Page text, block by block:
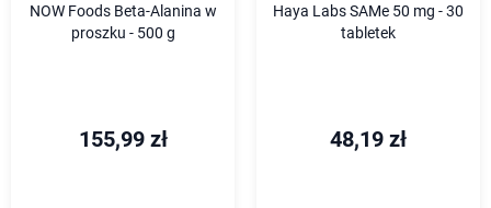
NOW Foods Beta-Alanina w
proszku - 500 g
155,99 zł
Haya Labs SAMe 50 mg - 30
tabletek
48,19 zł